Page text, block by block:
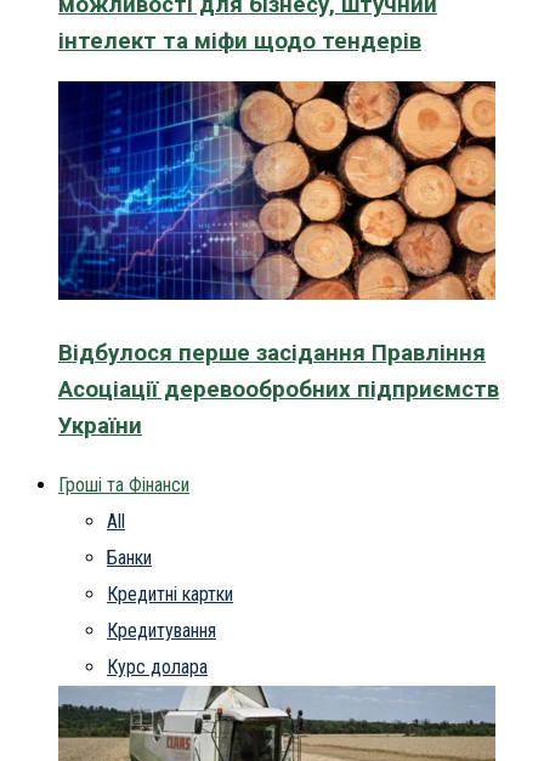
інтелект та міфи щодо тендерів
Відбулося перше засідання Правління
Асоціації деревообробних підприємств
України
Гроші та Фінанси
All
Банки
Кредитні картки
Кредитування
Курс долара